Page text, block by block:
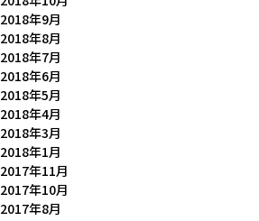
2018年9月
2018年8月
2018年7月
2018年6月
2018年5月
2018年4月
2018年3月
2018年1月
2017年11月
2017年10月
2017年8月